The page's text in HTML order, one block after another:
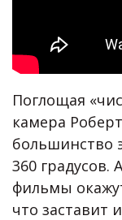
Поглощая
камера
большинство
360 градусов.
фильмы
что заставит